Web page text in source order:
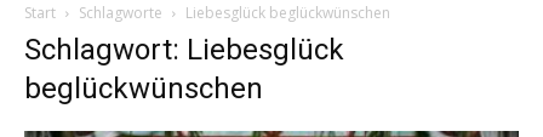
Hochzeitstraum
Start Schlagworte Liebesglück beglückwünschen
Schlagwort: Liebesglück
beglückwünschen